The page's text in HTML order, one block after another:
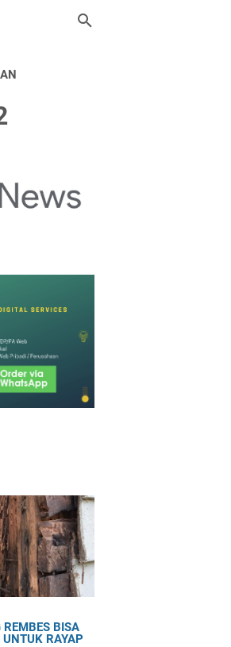
BISA
RAYAP